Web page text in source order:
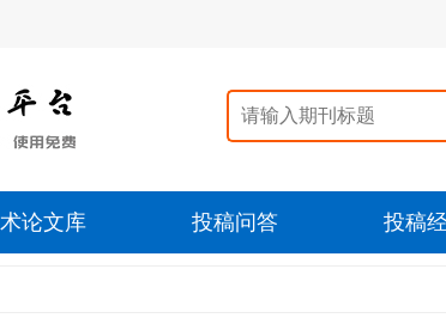
论文库 投稿问答 投稿